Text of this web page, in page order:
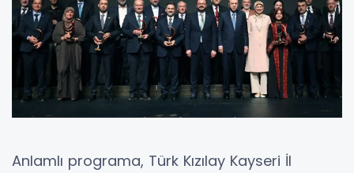
Anlamlı programa, Türk Kızılay Kayseri İl